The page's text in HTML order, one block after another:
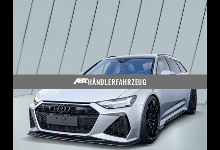
HÄNDLERFAHRZEUG